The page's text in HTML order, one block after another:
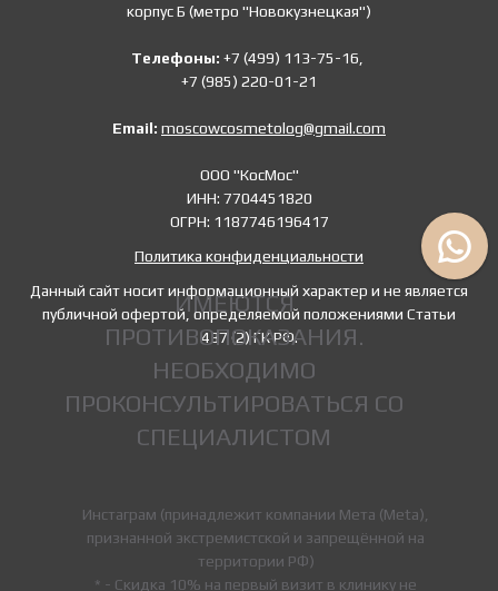
корпус Б (метро "Новокузнецкая")
Телефоны: +7 (499) 113-75-16,
+7 (985) 220-01-21
Email: moscowcosmetolog@gmail.com
ООО "КосМос"
ИНН: 7704451820
ОГРН: 1187746196417
Политика конфиденциальности
Данный сайт носит информационный характер и не является
публичной офертой, определяемой положениями Статьи
437 (2) ГК РФ.
Инстаграм (принадлежит компании Мета (Meta),
признанной экстремистской и запрещённой на
территории РФ)
* - Скидка 10% на первый визит в клинику не
ИМЕЮТСЯ
ПРОТИВОПОКАЗАНИЯ.
НЕОБХОДИМО
ПРОКОНСУЛЬТИРОВАТЬСЯ СО
СПЕЦИАЛИСТОМ